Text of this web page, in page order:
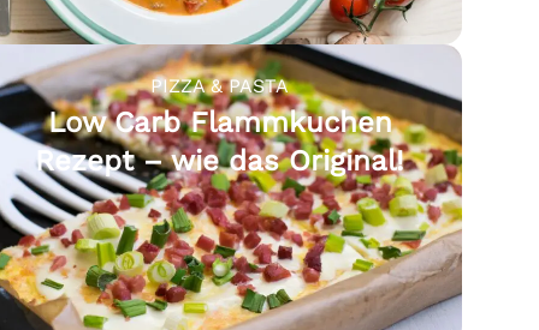
PIZZA & PASTA
Low Carb Flammkuchen
Rezept – wie das Original!